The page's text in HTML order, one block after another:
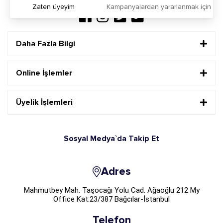
Daha Fazla Bilgi
Online İşlemler
Üyelik İşlemleri
Sosyal Medya`da Takip Et
Adres
Mahmutbey Mah. Taşocağı Yolu Cad. Ağaoğlu 212 My
Office Kat:23/387 Bağcılar-İstanbul
Telefon
Kampanyalardan yararlanmak için
Zaten üyeyim